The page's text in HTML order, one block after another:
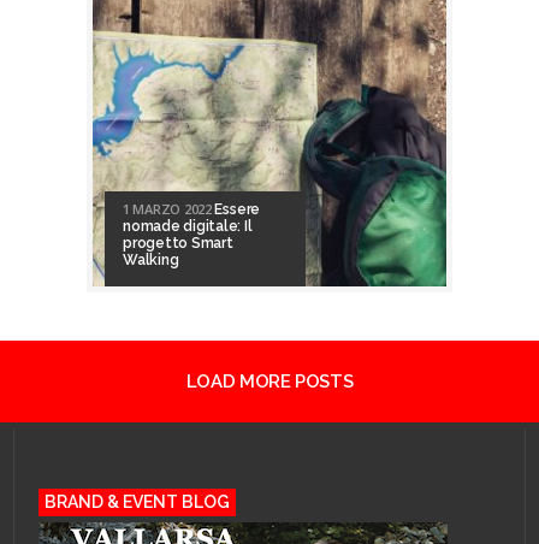
1 MARZO 2022 Essere
nomade digitale: Il
progetto Smart
Walking
LOAD MORE POSTS
BRAND & EVENT BLOG